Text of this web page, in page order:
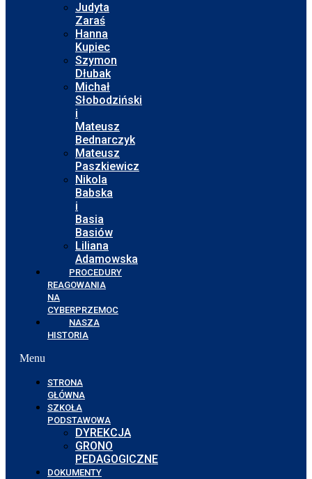
Judyta
Zaraś
Hanna
Kupiec
Szymon
Dłubak
Michał
Słobodziński
i
Mateusz
Bednarczyk
Mateusz
Paszkiewicz
Nikola
Babska
i
Basia
Basiów
Liliana
Adamowska
PROCEDURY
REAGOWANIA
NA
CYBERPRZEMOC
NASZA
HISTORIA
Menu
STRONA
GŁÓWNA
SZKOŁA
PODSTAWOWA
DYREKCJA
GRONO
PEDAGOGICZNE
DOKUMENTY